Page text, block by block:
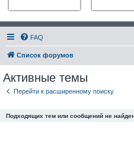
FAQ
Список форумов
Активные темы
Перейти к расширенному поиску
Подходящих тем или сообщений не